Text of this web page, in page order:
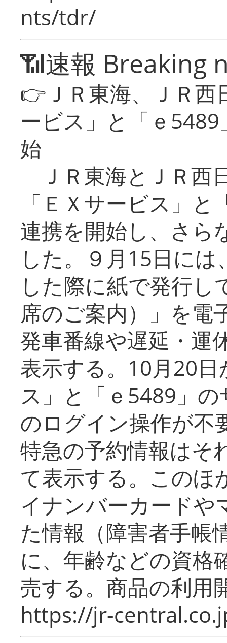
nts/tdr/
📶速報 Breaking
👉ＪＲ東海、ＪＲ
ービス」と「ｅ
始
ＪＲ東海とＪＲ西
「ＥＸサービス」
連携を開始し、さら
した。９月15日に
した際に紙で発行し
席のご案内）」を電
発車番線や遅延・運
表示する。10月20
ス」と「ｅ5489」
のログイン操作が不
特急の予約情報はそ
て表示する。このほ
イナンバーカードや
た情報（障害者手帳
に、年齢などの資格
売する。商品の利用
https://jr-